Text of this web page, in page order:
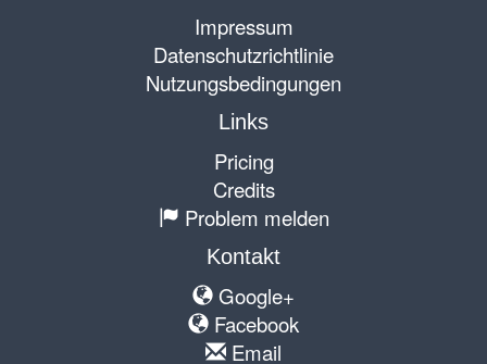
Impressum
Datenschutzrichtlinie
Nutzungsbedingungen
Links
Pricing
Credits
Problem melden
Kontakt
Google+
Facebook
Email